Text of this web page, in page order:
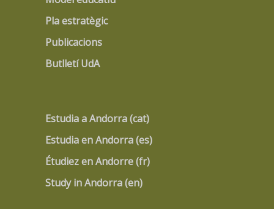
Pla estratègic
Publicacions
Butlletí UdA
Estudia a Andorra (cat)
Estudia en Andorra (es)
Étudiez en Andorre (fr)
Study in Andorra (en)